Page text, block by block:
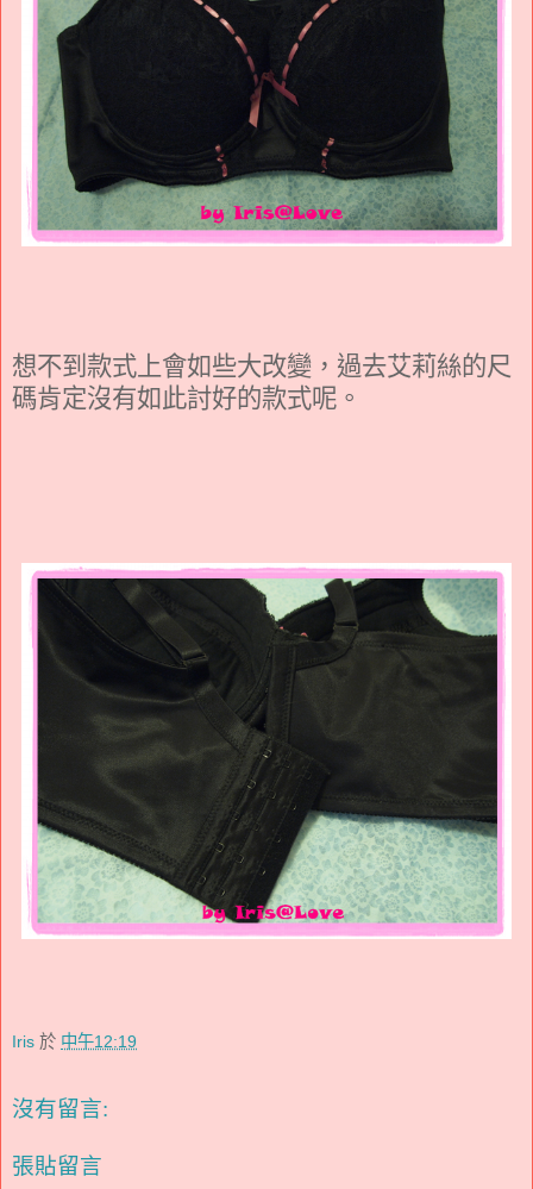
想不到款式上會如些大改變，過去艾莉絲的尺
碼肯定沒有如此討好的款式呢。
Iris 於 中午12:19
沒有留言:
張貼留言